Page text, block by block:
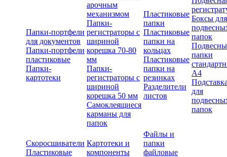
Папки-портфели
для документов
Папки-портфели
пластиковые
Папки-
картотеки
арочным
механизмом
Папки-
регистраторы с
шириной
корешка 70-80
мм
Папки-
регистраторы с
шириной
корешка 50 мм
Самоклеящиеся
карманы для
папок
Пластиковые
папки
Пластиковые
папки на
кольцах
Пластиковые
папки на
резинках
Разделители
листов
Боксы для
папок
папки
А4
для
папок
Скоросшиватели
Пластиковые
Картотеки и
компоненты
Файлы и
папки
файловые